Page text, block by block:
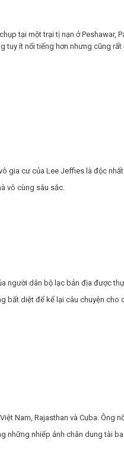
tại một trại tị nạn ở Peshawar,
tuy ít nổi tiếng hơn nhưng cũng
gia cư của Lee Jeffies là độc
vô cùng sâu sắc.
người dân bộ lạc bản địa được
bất diệt để kể lại câu chuyện cho
Nam, Rajasthan và Cuba. Ông
những nhiếp ảnh chân dung tài